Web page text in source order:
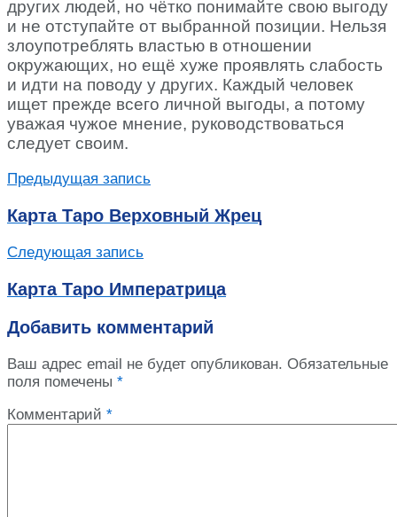
других людей, но чётко понимайте свою выгоду
и не отступайте от выбранной позиции. Нельзя
злоупотреблять властью в отношении
окружающих, но ещё хуже проявлять слабость
и идти на поводу у других. Каждый человек
ищет прежде всего личной выгоды, а потому
уважая чужое мнение, руководствоваться
следует своим.
Предыдущая запись
Карта Таро Верховный Жрец
Следующая запись
Карта Таро Императрица
Добавить комментарий
Ваш адрес email не будет опубликован. Обязательные
поля помечены *
Комментарий *